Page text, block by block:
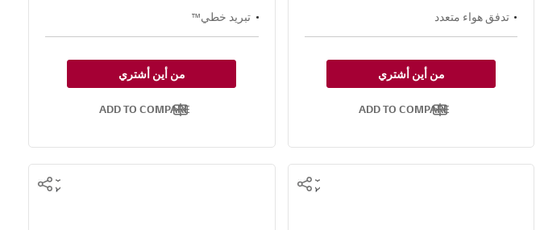
تدفق هواء متعدد
من أين أشتري
ADD TO COMPARE
تبريد خطي™
من أين أشتري
ADD TO COMPARE